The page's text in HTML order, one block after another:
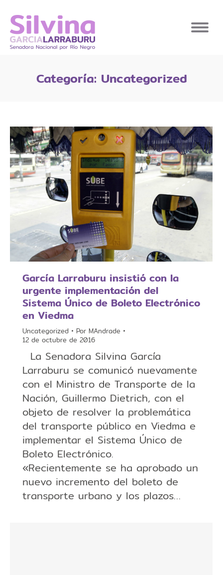
Categoría: Uncategorized
García Larraburu insistió con la
urgente implementación del
Sistema Único de Boleto Electrónico
en Viedma
Uncategorized Por MAndrade
12 de octubre de 2016
La Senadora Silvina García
Larraburu se comunicó nuevamente
con el Ministro de Transporte de la
Nación, Guillermo Dietrich, con el
objeto de resolver la problemática
del transporte público en Viedma e
implementar el Sistema Único de
Boleto Electrónico.
«Recientemente se ha aprobado un
nuevo incremento del boleto de
transporte urbano y los plazos…